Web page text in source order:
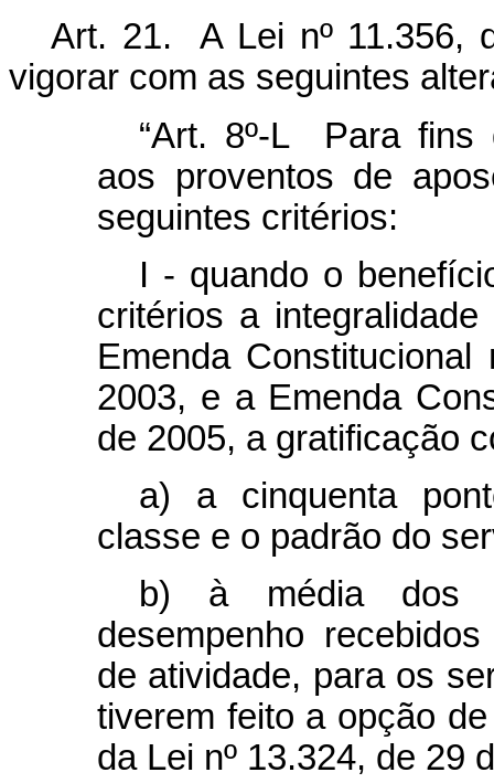
Art. 21. A Lei nº 11.356,
vigorar com as seguintes
“Art. 8º-L Para fins
aos proventos de
seguintes critérios:
I - quando o
critérios a
Emenda
2003, e a Emenda
de 2005, a gratificação
a) a cinquenta
classe e o padrão do
b) à média dos
desempenho
de atividade, para os
tiverem feito a opção
da Lei nº 13.324, de 29